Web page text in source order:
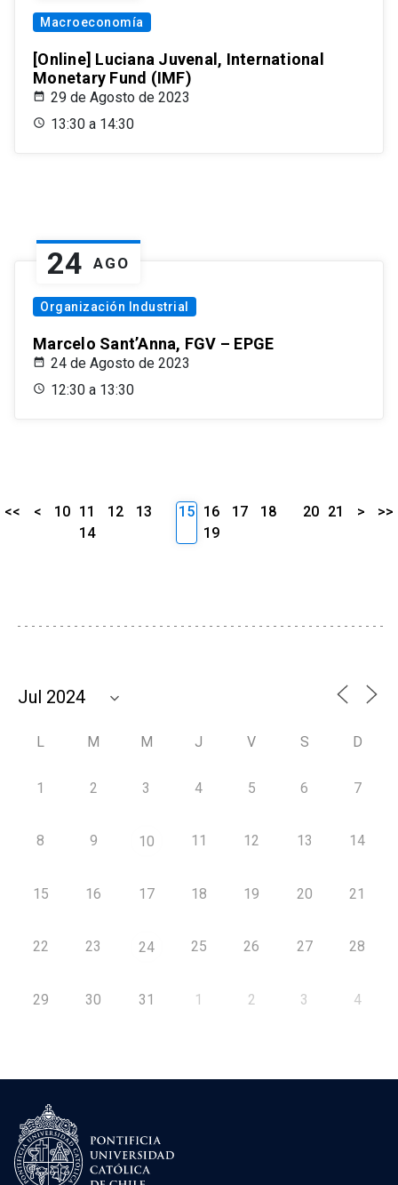
Macroeconomía
[Online] Luciana Juvenal, International
Monetary Fund (IMF)
29 de Agosto de 2023
13:30 a 14:30
24 AGO
Organización Industrial
Marcelo Sant’Anna, FGV – EPGE
24 de Agosto de 2023
12:30 a 13:30
<< < 10 11 12
13
14
15 16 17
18
19
20 21 > >>
L M M J V S D
1 2 3 4 5 6 7
8 9 10 11 12 13 14
15 16 17 18 19 20 21
22 23 24 25 26 27 28
29 30 31 1 2 3 4